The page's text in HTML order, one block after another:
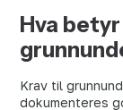
Hva
Krav til
dokumenteres